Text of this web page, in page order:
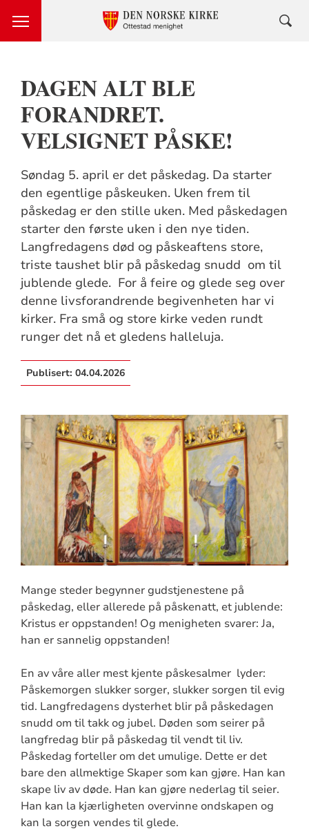
DAGEN ALT BLE
FORANDRET.
VELSIGNET PÅSKE!
Søndag 5. april er det påskedag. Da starter
den egentlige påskeuken. Uken frem til
påskedag er den stille uken. Med påskedagen
starter den første uken i den nye tiden.
Langfredagens død og påskeaftens store,
triste taushet blir på påskedag snudd om til
jublende glede. For å feire og glede seg over
denne livsforandrende begivenheten har vi
kirker. Fra små og store kirke veden rundt
runger det nå et gledens halleluja.
Publisert: 04.04.2026
Mange steder begynner gudstjenestene på
påskedag, eller allerede på påskenatt, et jublende:
Kristus er oppstanden! Og menigheten svarer: Ja,
han er sannelig oppstanden!
En av våre aller mest kjente påskesalmer lyder:
Påskemorgen slukker sorger, slukker sorgen til evig
tid. Langfredagens dysterhet blir på påskedagen
snudd om til takk og jubel. Døden som seirer på
langfredag blir på påskedag til vendt til liv.
Påskedag forteller om det umulige. Dette er det
bare den allmektige Skaper som kan gjøre. Han kan
skape liv av døde. Han kan gjøre nederlag til seier.
Han kan la kjærligheten overvinne ondskapen og
kan la sorgen vendes til glede.